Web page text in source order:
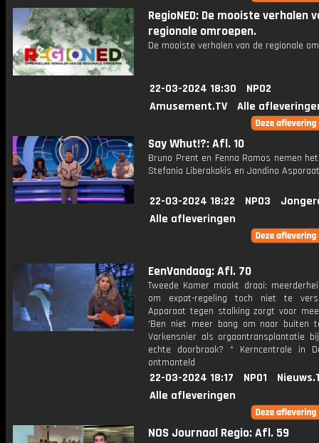
RegioNED: De mooiste verhalen
regionale omroepen.
De mooiste verhalen van de regionale
22-03-2024 18:30
NPO2
Amusement.TV
Alle
Say Whut!?: Afl. 10
Bruno Prent en Fenna Ramos nemen
Stefania Liberakakis en Jandino
22-03-2024 18:22 NPO3
Alle afleveringen
EenVandaag: Afl. 70
Tweede Kamer maakt draai:
om expat-regeling toch niet te
Apparaat tegen stalking zorgt voor
'Ben niet meer bang om naar buiten
Varkensnier als orgaantransplantatie
echte doorbraak? * Kerncentrale in
ontmanteld
22-03-2024 18:17 NPO1
Alle afleveringen
NOS Journaal Regio: Afl. 59